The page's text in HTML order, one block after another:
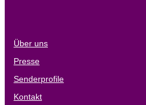
Über uns
Presse
Senderprofile
Kontakt